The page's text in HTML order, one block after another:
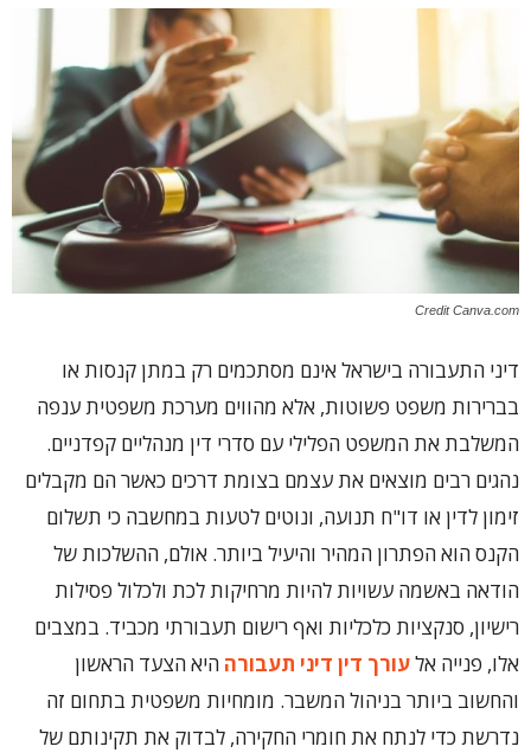
Credit Canva.com
דיני התעבורה בישראל אינם מסתכמים רק במתן קנסות או
בברירות משפט פשוטות, אלא מהווים מערכת משפטית ענפה
המשלבת את המשפט הפלילי עם סדרי דין מנהליים קפדניים.
נהגים רבים מוצאים את עצמם בצומת דרכים כאשר הם מקבלים
זימון לדין או דו"ח תנועה, ונוטים לטעות במחשבה כי תשלום
הקנס הוא הפתרון המהיר והיעיל ביותר. אולם, ההשלכות של
הודאה באשמה עשויות להיות מרחיקות לכת ולכלול פסילות
רישיון, סנקציות כלכליות ואף רישום תעבורתי מכביד. במצבים
אלו, פנייה אלעורך דין דיני תעבורה היא הצעד הראשון
והחשוב ביותר בניהול המשבר. מומחיות משפטית בתחום זה
נדרשת כדי לנתח את חומרי החקירה, לבדוק את תקינותם של